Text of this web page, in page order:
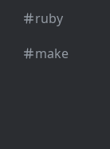
ruby
make